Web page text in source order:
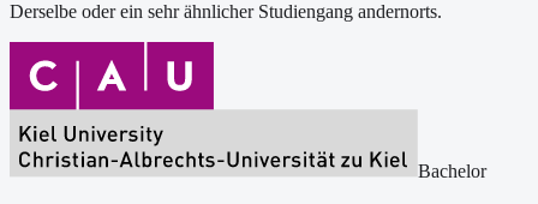
Derselbe oder ein sehr ähnlicher Studiengang andernorts.
Bachelor